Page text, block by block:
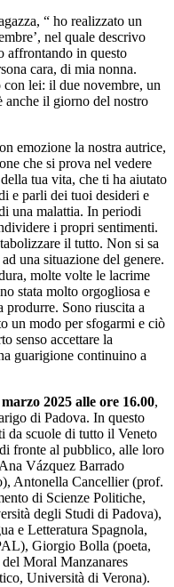
“ ho realizzato un
nel quale descrivo
affrontando in questo
cara, di mia nonna.
lei: il due novembre, un
anche il giorno del nostro
emozione la nostra autrice,
che si prova nel vedere
tua vita, che ti ha aiutato
e parli dei tuoi desideri e
una malattia. In periodi
i propri sentimenti.
il tutto. Non si sa
una situazione del genere.
molte volte le lacrime
stata molto orgogliosa e
produrre. Sono riuscita a
un modo per sfogarmi e ciò
senso accettare la
guarigione continuino a
2025 alle ore 16.00,
di Padova. In questo
da scuole di tutto il Veneto
fronte al pubblico, alle loro
Vázquez Barrado
Antonella Cancellier (prof.
di Scienze Politiche,
degli Studi di Padova),
e Letteratura Spagnola,
Giorgio Bolla (poeta,
Moral Manzanares
Università di Verona).